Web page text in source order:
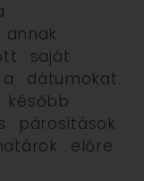
saját
dátumokat.
párosítások
előre